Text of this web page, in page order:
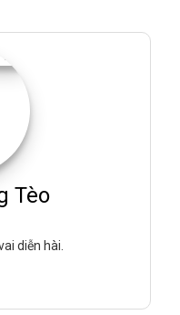
Tèo
diễn hài.